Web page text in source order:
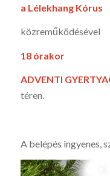
a Lélekhang Kórus
közreműködésével
18 órakor
ADVENTI
téren.
A belépés ingyenes,